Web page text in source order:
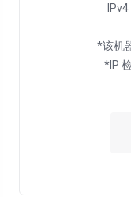
*该机
*IP